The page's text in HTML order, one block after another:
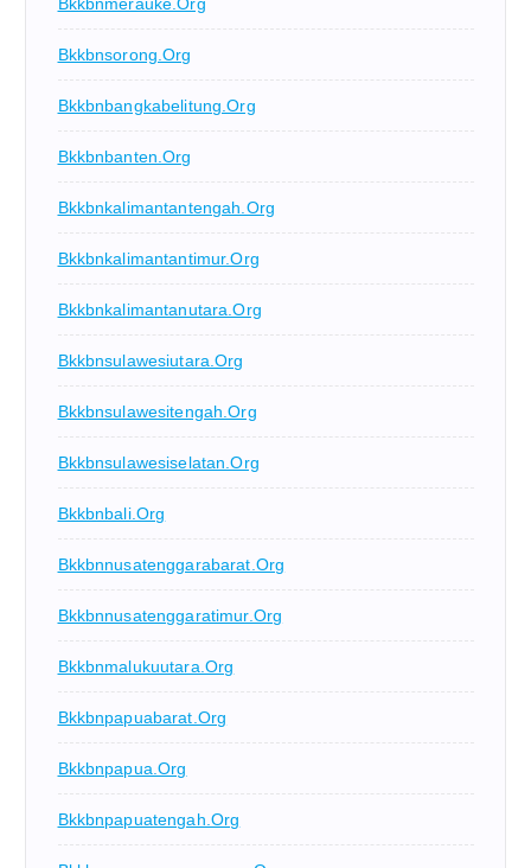
Bkkbnsorong.org
Bkkbnbangkabelitung.org
Bkkbnbanten.org
Bkkbnkalimantantengah.org
Bkkbnkalimantantimur.org
Bkkbnkalimantanutara.org
Bkkbnsulawesiutara.org
Bkkbnsulawesitengah.org
Bkkbnsulawesiselatan.org
Bkkbnbali.org
Bkkbnnusatenggarabarat.org
Bkkbnnusatenggaratimur.org
Bkkbnmalukuutara.org
Bkkbnpapuabarat.org
Bkkbnpapua.org
Bkkbnpapuatengah.org